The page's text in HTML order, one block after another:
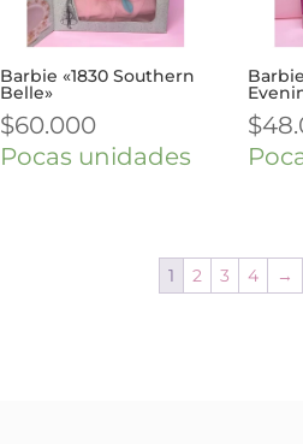
Barbie «1830 Southern
Belle»
$60.000
Pocas unidades
$
1 2 3 4 →